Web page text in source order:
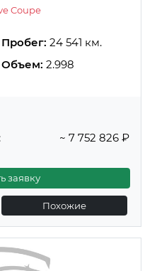
Coupe
Пробег: 24 541 км.
Объем: 2.998
~ 7 752 826 ₽
заявку
Похожие